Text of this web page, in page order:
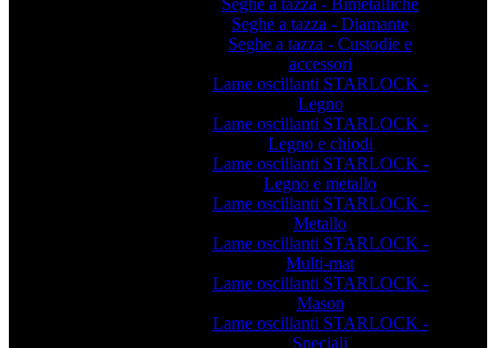
Seghe a tazza - Bimetalliche
Seghe a tazza - Diamante
Seghe a tazza - Custodie e
accessori
Lame oscillanti STARLOCK -
Legno
Lame oscillanti STARLOCK -
Legno e chiodi
Lame oscillanti STARLOCK -
Legno e metallo
Lame oscillanti STARLOCK -
Metallo
Lame oscillanti STARLOCK -
Multi-mat
Lame oscillanti STARLOCK -
Mason
Lame oscillanti STARLOCK -
Speciali